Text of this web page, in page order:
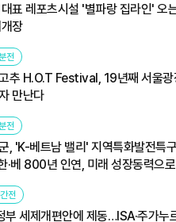
표 레포츠시설 '별파랑 집라인' 오
장
전
추 H.O.T Festival, 19년째 서울광
만난다
전
, 'K-베트남 밸리' 지역특화발전특
·베 800년 인연, 미래 성장동력으로
전
부 세제개편안에 제동…ISA·주가누